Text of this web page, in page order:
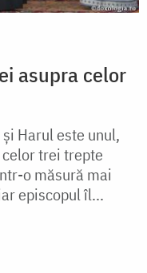
asupra celor
Harul este unul,
trei trepte
o măsură mai
episcopul îl...